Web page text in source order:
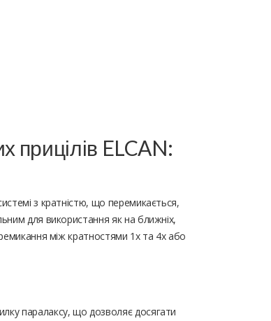
прицілів ELCAN:
з кратністю, що перемикається,
для використання як на ближніх,
між кратностями 1x та 4x або
паралаксу, що дозволяє досягати